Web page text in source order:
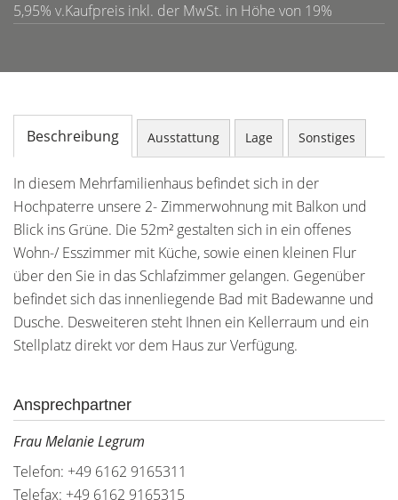
5,95% v.Kaufpreis inkl. der MwSt. in Höhe von 19%
Beschreibung Ausstattung Lage Sonstiges
In diesem Mehrfamilienhaus befindet sich in der
Hochpaterre unsere 2- Zimmerwohnung mit Balkon und
Blick ins Grüne. Die 52m² gestalten sich in ein offenes
Wohn-/ Esszimmer mit Küche, sowie einen kleinen Flur
über den Sie in das Schlafzimmer gelangen. Gegenüber
befindet sich das innenliegende Bad mit Badewanne und
Dusche. Desweiteren steht Ihnen ein Kellerraum und ein
Stellplatz direkt vor dem Haus zur Verfügung.
Ansprechpartner
Frau Melanie Legrum
Telefon: +49 6162 9165311
Telefax: +49 6162 9165315